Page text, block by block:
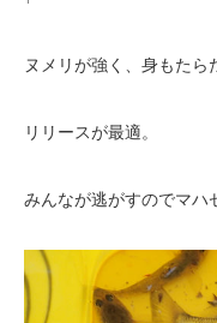
ヌメリが強く、身もたら
リリースが最適。
みんなが逃がすのでマハ